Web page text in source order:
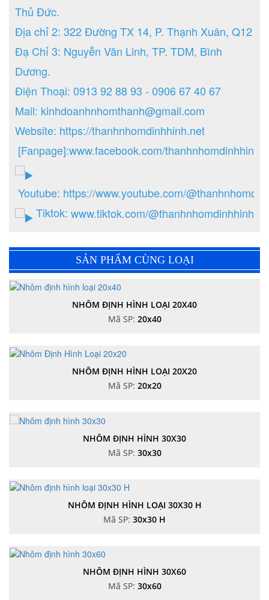
Thủ Đức.
Địa chỉ 2: 322 Đường TX 14, P. Thạnh Xuân, Q12
Đạ Chỉ 3: Nguyễn Văn Linh, TP. TDM, Bình
Dương.
Điện Thoại: 0913 92 88 93 - 0906 67 40 67
Mail: kinhdoanhnhomthanh@gmail.com
Website: https://thanhnhomdinhhinh.net
[Fanpage]:www.facebook.com/
Youtube: https://www.youtube.com/
Tiktok: www.tiktok.com/@thanhnhomdinhhinh
SẢN PHẨM CÙNG LOẠI
NHÔM ĐỊNH HÌNH LOẠI 20X40
Mã SP: 20x40
NHÔM ĐỊNH HÌNH LOẠI 20X20
Mã SP: 20x20
NHÔM ĐỊNH HÌNH 30X30
Mã SP: 30x30
NHÔM ĐỊNH HÌNH LOẠI 30X30 H
Mã SP: 30x30 H
NHÔM ĐỊNH HÌNH 30X60
Mã SP: 30x60